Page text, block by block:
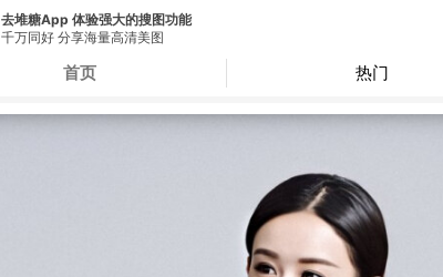
去堆糖App 体验强大的搜图功能
千万同好 分享海量高清美图
首页 热门